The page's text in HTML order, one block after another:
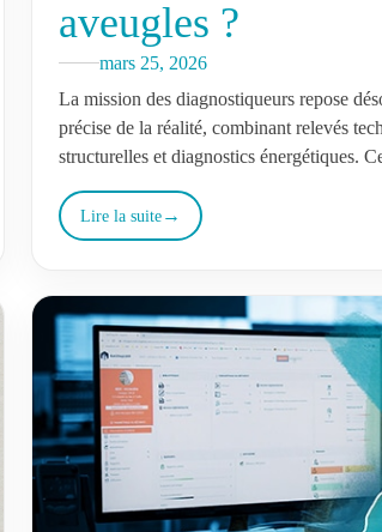
aveugles ?
mars 25, 2026
La mission des diagnostiqueurs repose
précise de la réalité, combinant relevés
structurelles et diagnostics énergétiques.
Lire la suite